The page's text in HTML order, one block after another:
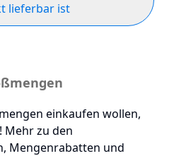
lieferbar ist
einkaufen wollen,
Mehr zu den
Mengenrabatten und